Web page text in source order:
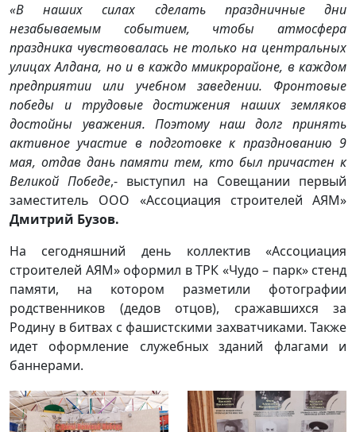
«В наших силах сделать праздничные дни
незабываемым событием, чтобы атмосфера
праздника чувствовалась не только на центральных
улицах Алдана, но и в каждо ммикрорайоне, в каждом
предприятии или учебном заведении. Фронтовые
победы и трудовыедостижения наших земляков
достойны уважения. Поэтому наш долгпринять
активное участие в подготовке к празднованию 9
мая, отдав дань памяти тем, кто был причастен к
Великой Победе,- выступил на Совещании первый
заместитель ООО «Ассоциация строителей АЯМ»
Дмитрий Бузов.
На сегодняшний день коллектив «Ассоциация
строителей АЯМ» оформил в ТРК «Чудо – парк» стенд
памяти, на котором разметили фотографии
родственников (дедов отцов), сражавшихся за
Родину в битвах с фашистскими захватчиками. Также
идет оформление служебных зданий флагами и
баннерами.